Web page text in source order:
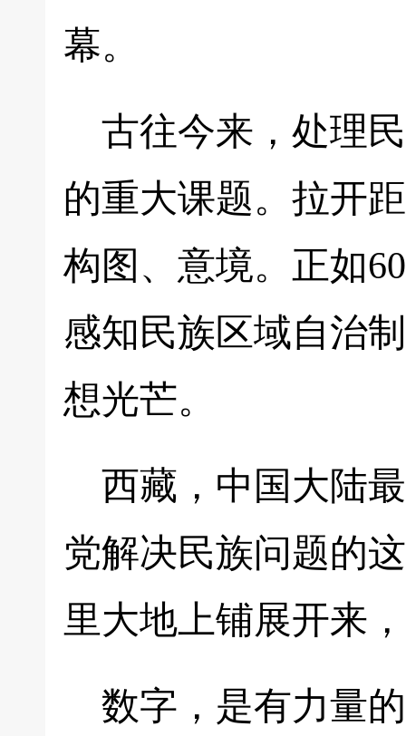
幕。
古往今来，处理
的重大课题。拉开
构图、意境。正如
感知民族区域自治
想光芒。
西藏，中国大陆
党解决民族问题的
里大地上铺展开来
数字，是有力量